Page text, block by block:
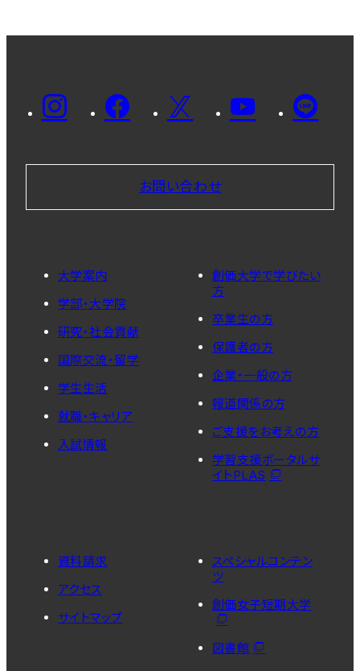
お問い合わせ
大学案内
学部・大学院
研究・社会貢献
国際交流・留学
学生生活
就職・キャリア
入試情報
創価大学で学びたい
方
卒業生の方
保護者の方
企業・一般の方
報道関係の方
ご支援をお考えの方
学習支援ポータルサ
イトPLAS
資料請求
アクセス
サイトマップ
スペシャルコンテン
ツ
創価女子短期大学
図書館